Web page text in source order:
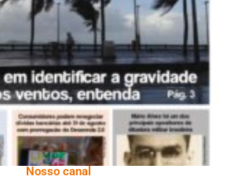
366 01 A 07 De Agosto De
2026
Nosso canal